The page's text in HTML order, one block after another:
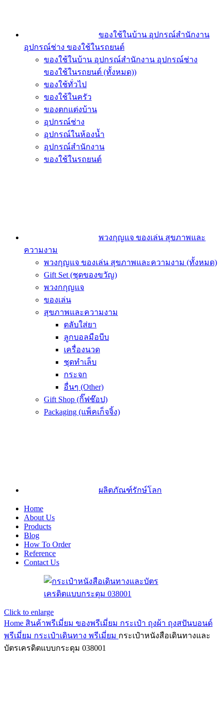
ของใช้ในบ้าน อุปกรณ์สำนักงาน
อุปกรณ์ช่าง ของใช้ในรถยนต์
ของใช้ในบ้าน อุปกรณ์สำนักงาน อุปกรณ์ช่าง
ของใช้ในรถยนต์ (ทั้งหมด))
ของใช้ทั่วไป
ของใช้ในครัว
ของตกแต่งบ้าน
อุปกรณ์ช่าง
อุปกรณ์ในห้องน้ำ
อุปกรณ์สำนักงาน
ของใช้ในรถยนต์
พวงกุญแจ ของเล่น สุขภาพและ
ความงาม
พวงกุญแจ ของเล่น สุขภาพและความงาม (ทั้งหมด)
Gift Set (ชุดของขวัญ)
พวงกกุญแจ
ของเล่น
สุขภาพและความงาม
ตลับใส่ยา
ลูกบอลมือบีบ
เครื่องนวด
ชุดทำเล็บ
กระจก
อื่นๆ (Other)
Gift Shop (กิ๊ฟช๊อป)
Packaging (แพ็คเก็จจิ้ง)
ผลิตภัณฑ์รักษ์โลก
Home
About Us
Products
Blog
How To Order
Reference
Contact Us
Click to enlarge
Home สินค้าพรีเมี่ยม ของพรีเมี่ยม กระเป๋า ถุงผ้า ถุงสปันบอนด์
พรีเมี่ยม กระเป๋าเดินทาง พรีเมี่ยม กระเป๋าหนังสือเดินทางและ
บัตรเครดิตแบบกระดุม 038001